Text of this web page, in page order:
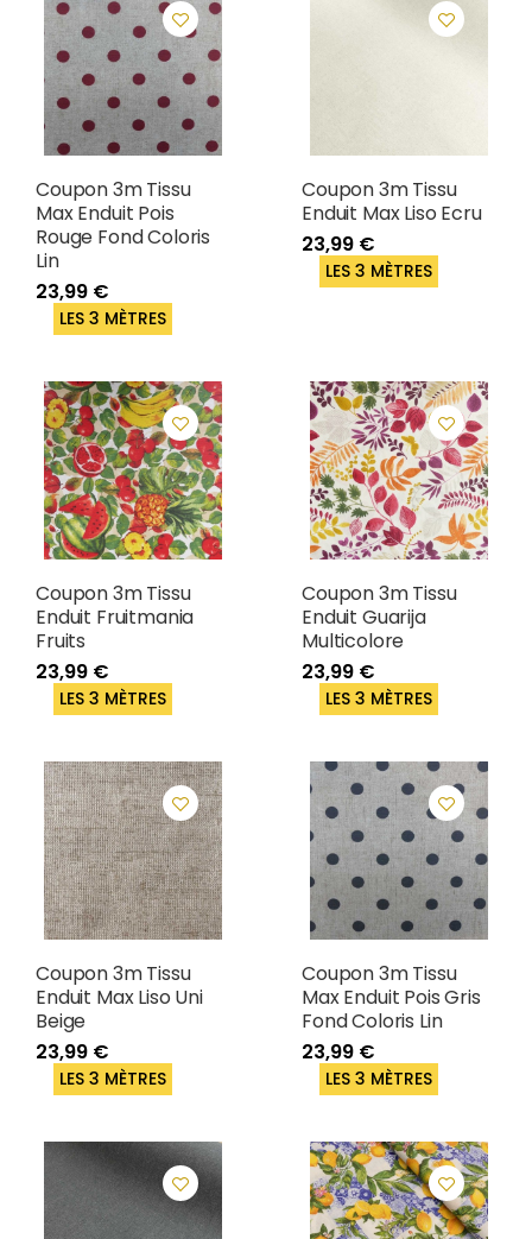
Coupon 3m Tissu
Max Enduit Pois
Rouge Fond Coloris
Lin
23,99 €
LES 3 MÈTRES
Coupon 3m Tissu
Enduit Max Liso Ecru
23,99 €
LES 3 MÈTRES
Coupon 3m Tissu
Enduit Fruitmania
Fruits
23,99 €
LES 3 MÈTRES
Coupon 3m Tissu
Enduit Guarija
Multicolore
23,99 €
LES 3 MÈTRES
Coupon 3m Tissu
Enduit Max Liso Uni
Beige
23,99 €
LES 3 MÈTRES
Coupon 3m Tissu
Max Enduit Pois Gris
Fond Coloris Lin
23,99 €
LES 3 MÈTRES